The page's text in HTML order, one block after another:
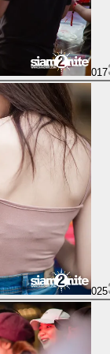
017
025